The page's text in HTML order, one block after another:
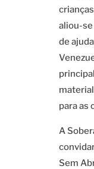
aliou-se
de
para as
A
Sem